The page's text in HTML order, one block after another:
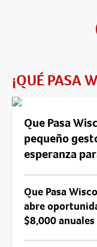
¡QUÉ PASA
Que Pasa
pequeño
esperanza
Que Pasa
abre
$8,000 anuales